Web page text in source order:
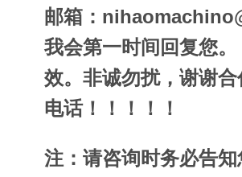
邮箱：
我会第一时间回复您
效。非诚勿扰，谢谢
电话！！！！！
注：请咨询时务必告知